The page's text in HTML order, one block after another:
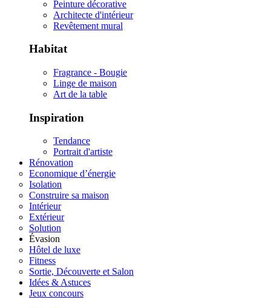
Peinture décorative
Architecte d'intérieur
Revêtement mural
Habitat
Fragrance - Bougie
Linge de maison
Art de la table
Inspiration
Tendance
Portrait d'artiste
Rénovation
Economique d’énergie
Isolation
Construire sa maison
Intérieur
Extérieur
Solution
Évasion
Hôtel de luxe
Fitness
Sortie, Découverte et Salon
Idées & Astuces
Jeux concours